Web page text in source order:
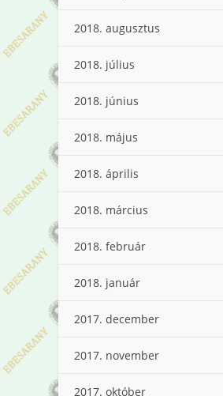
2018. augusztus
2018. július
2018. június
2018. május
2018. április
2018. március
2018. február
2018. január
2017. december
2017. november
2017. október